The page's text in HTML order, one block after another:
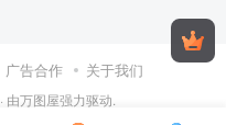
广告合作 关于我们
· 由万图屋强力驱动.